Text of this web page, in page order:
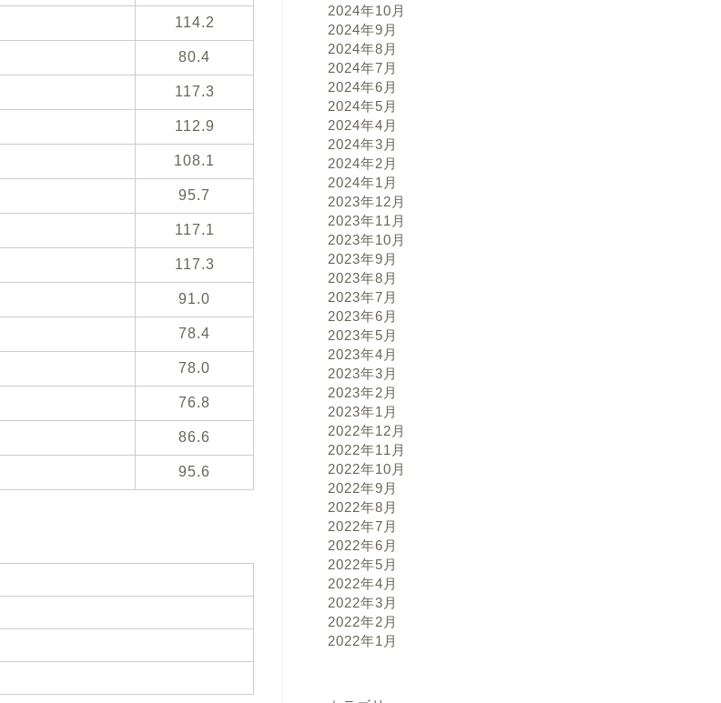
114.2
80.4
117.3
112.9
108.1
95.7
117.1
117.3
91.0
78.4
78.0
76.8
86.6
95.6
2024年10月
2024年9月
2024年8月
2024年7月
2024年6月
2024年5月
2024年4月
2024年3月
2024年2月
2024年1月
2023年12月
2023年11月
2023年10月
2023年9月
2023年8月
2023年7月
2023年6月
2023年5月
2023年4月
2023年3月
2023年2月
2023年1月
2022年12月
2022年11月
2022年10月
2022年9月
2022年8月
2022年7月
2022年6月
2022年5月
2022年4月
2022年3月
2022年2月
2022年1月